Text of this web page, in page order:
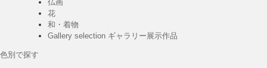
仏画
花
和・着物
Gallery selection ギャラリー展示作品
色別で探す